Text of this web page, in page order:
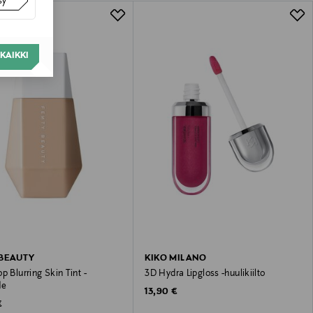
Blurring Skin Tint -
KIKO MILANO
3D Hydra Lipgloss -huulikiilto
Original Price
13,90 €